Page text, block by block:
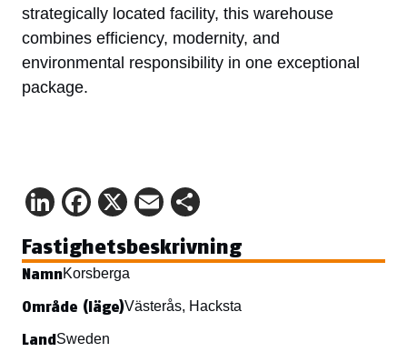
strategically located facility, this warehouse
combines efficiency, modernity, and
environmental responsibility in one exceptional
package.
LinkedIn
Facebook
X Email
Fastighetsbeskrivning
NamnKorsberga
Område (läge)Västerås, Hacksta
LandSweden